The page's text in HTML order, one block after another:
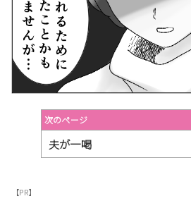
次のページ
夫が一喝
【PR】